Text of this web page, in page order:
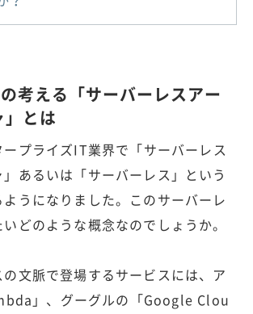
考える「サーバーレスアー
」とは
プライズIT業界で「サーバーレス
あるいは「サーバーレス」という
うになりました。このサーバーレ
どのような概念なのでしょうか。
文脈で登場するサービスには、ア
」、グーグルの「Google Clou